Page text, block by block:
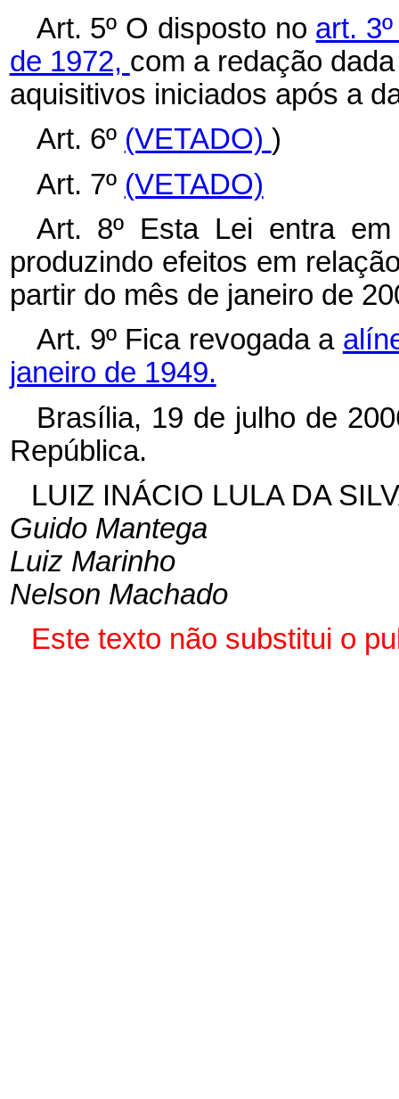
Art. 5º O disposto no art.
de 1972, com a redação
aquisitivos iniciados após a
Art. 6º (VETADO) )
Art. 7º (VETADO)
Art. 8º Esta Lei entra
produzindo efeitos em
partir do mês de janeiro de
Art. 9º Fica revogada a
janeiro de 1949.
Brasília, 19 de julho de
República.
LUIZ INÁCIO LULA DA
Guido Mantega
Luiz Marinho
Nelson Machado
Este texto não substitui o